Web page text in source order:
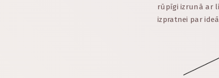
rūpīgi izrunā ar
izpratnei par